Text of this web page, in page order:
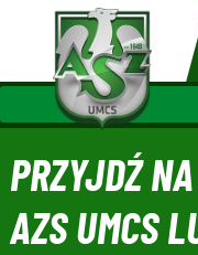
PRZYJDŹ
AZS UMCS